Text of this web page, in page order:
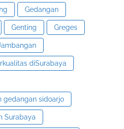
Gedangan
Genting Greges
diSurabaya
gedangan sidoarjo
Surabaya